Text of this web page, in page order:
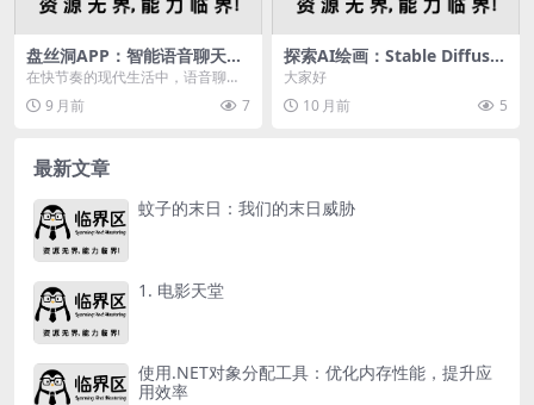
盘丝洞APP：智能语音聊天领
航者，创新技术带来清晰流
在快节奏的现代生活中，语音聊天
软件以其便捷高效的沟通方式，成
为人们日常交流的重要...
9 月前 7
探索AI绘画：Stable Diffusio
n WebUI插件安装及常见问题
大家好
10 月前
5
最新文章
蚊子的末日：我们的末日威胁
1. 电影天堂
使用.NET对象分配工具：优化内存性能，提升应
用效率